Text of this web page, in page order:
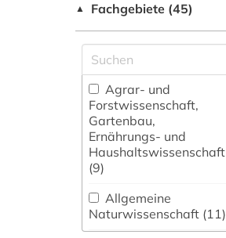
▲ Fachgebiete (45)
Agrar- und
Forstwissenschaft,
Gartenbau,
Ernährungs- und
Haushaltswissenschaft
(9)
Allgemeine
Naturwissenschaft (11)